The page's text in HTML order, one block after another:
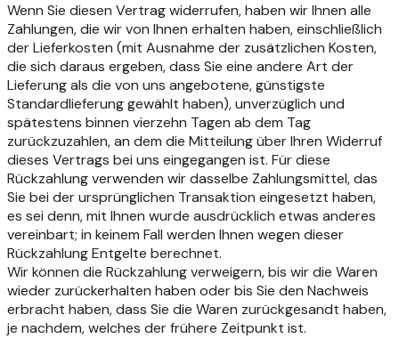
Wenn Sie diesen Vertrag widerrufen, haben wir Ihnen alle
Zahlungen, die wir von Ihnen erhalten haben, einschließlich
der Lieferkosten (mit Ausnahme der zusätzlichen Kosten,
die sich daraus ergeben, dass Sie eine andere Art der
Lieferung als die von uns angebotene, günstigste
Standardlieferung gewählt haben), unverzüglich und
spätestens binnen vierzehn Tagen ab dem Tag
zurückzuzahlen, an dem die Mitteilung über Ihren Widerruf
dieses Vertrags bei uns eingegangen ist. Für diese
Rückzahlung verwenden wir dasselbe Zahlungsmittel, das
Sie bei der ursprünglichen Transaktion eingesetzt haben,
es sei denn, mit Ihnen wurde ausdrücklich etwas anderes
vereinbart; in keinem Fall werden Ihnen wegen dieser
Rückzahlung Entgelte berechnet.
Wir können die Rückzahlung verweigern, bis wir die Waren
wieder zurückerhalten haben oder bis Sie den Nachweis
erbracht haben, dass Sie die Waren zurückgesandt haben,
je nachdem, welches der frühere Zeitpunkt ist.